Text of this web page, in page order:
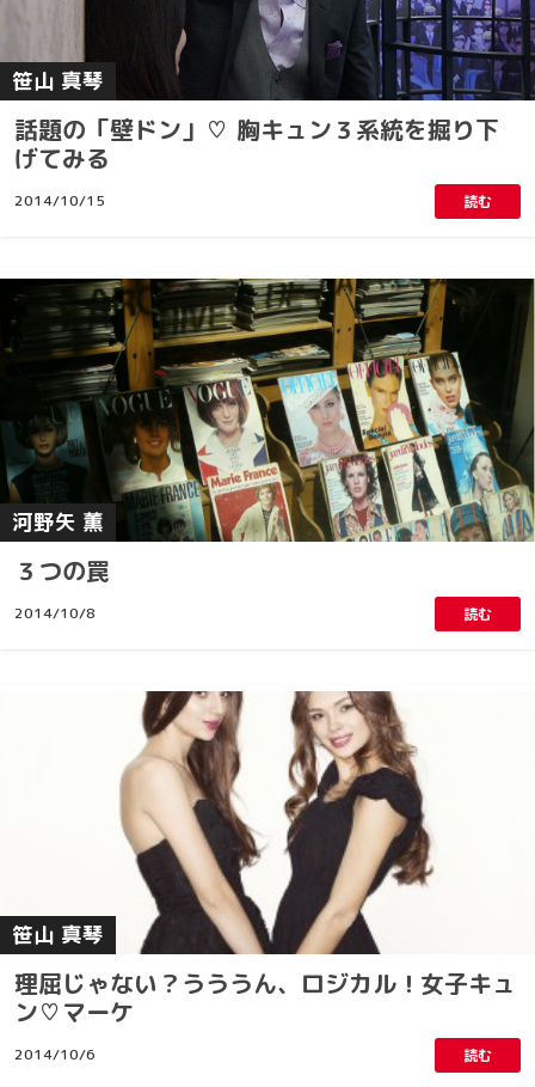
笹山 真琴
話題の「壁ドン」♡ 胸キュン３系統を掘り下
げてみる
2014/10/15 読む
河野矢 薫
３つの罠
2014/10/8 読む
笹山 真琴
理屈じゃない？うううん、ロジカル！女子キュ
ン♡マーケ
2014/10/6 読む